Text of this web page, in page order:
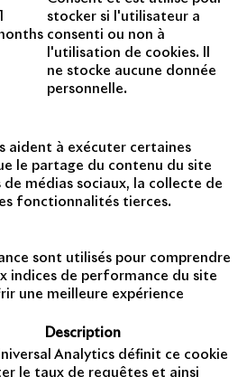
stocker si l'utilisateur a
consenti ou non à
l'utilisation de cookies. Il
ne stocke aucune donnée
personnelle.
aident à exécuter certaines
le partage du contenu du site
médias sociaux, la collecte de
fonctionnalités tierces.
sont utilisés pour comprendre
indices de performance du site
une meilleure expérience
Description
Analytics définit ce cookie
le taux de requêtes et ainsi